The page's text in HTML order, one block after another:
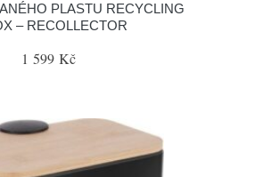
PLASTU RECYCLING
– RECOLLECTOR
1 599 Kč